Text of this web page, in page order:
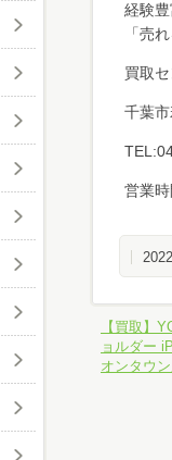
経験
「売
買取
千葉
営業
【買取】
ョルダー
オンタウン